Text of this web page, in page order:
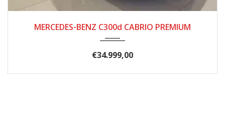
MERCEDES-BENZ C300d CABRIO PREMIUM
€34.999,00